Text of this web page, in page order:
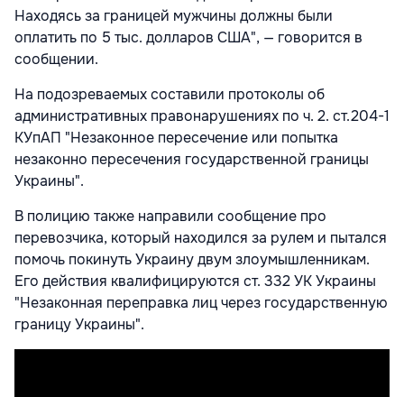
Находясь за границей мужчины должны были
оплатить по 5 тыс. долларов США", — говорится в
сообщении.
На подозреваемых составили протоколы об
административных правонарушениях по ч. 2. ст.204-1
КУпАП "Незаконное пересечение или попытка
незаконно пересечения государственной границы
Украины".
В полицию также направили сообщение про
перевозчика, который находился за рулем и пытался
помочь покинуть Украину двум злоумышленникам.
Его действия квалифицируются ст. 332 УК Украины
"Незаконная переправка лиц через государственную
границу Украины".